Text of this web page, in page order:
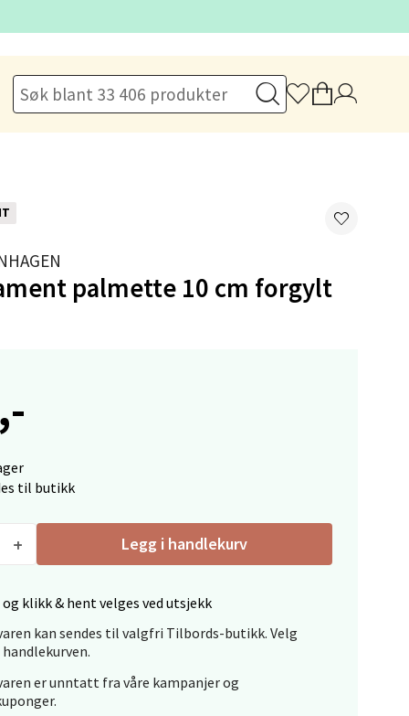
palmette 10 cm forgylt
til butikk
Legg i handlekurv
klikk & hent velges ved utsjekk
kan sendes til valgfri Tilbords-butikk. Velg
er unntatt fra våre kampanjer og